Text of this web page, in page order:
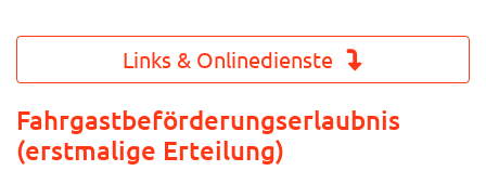
Links & Onlinedienste
Fahrgastbeförderungserlaubnis
(erstmalige Erteilung)